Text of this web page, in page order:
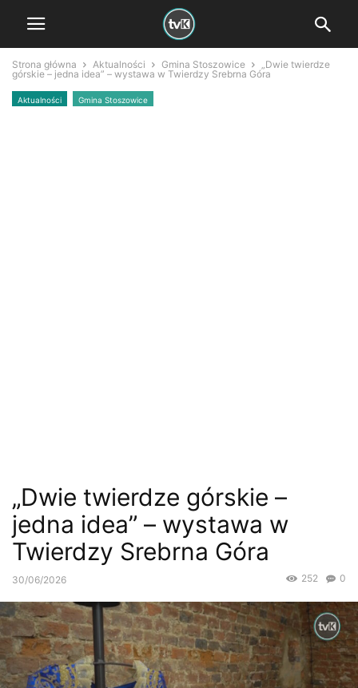
Strona główna Aktualności Gmina Stoszowice
„Dwie twierdze
górskie – jedna idea” – wystawa w Twierdzy Srebrna Góra
Aktualności Gmina Stoszowice
„Dwie twierdze górskie –
jedna idea” – wystawa w
Twierdzy Srebrna Góra
30/06/2026 0
252